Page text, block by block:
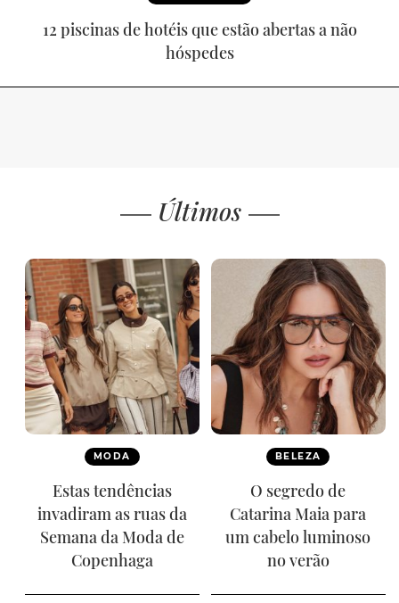
12 piscinas de hotéis que estão abertas a não
hóspedes
Últimos
MODA
Estas tendências
invadiram as ruas da
Semana da Moda de
Copenhaga
BELEZA
O segredo de
Catarina Maia para
um cabelo luminoso
no verão